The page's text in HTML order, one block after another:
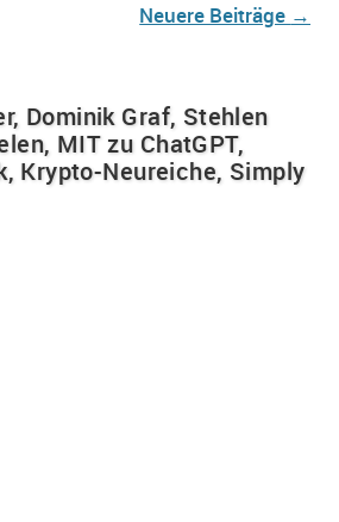
Neuere Beiträge →
Dominik Graf, Stehlen
MIT zu ChatGPT,
Krypto-Neureiche, Simply